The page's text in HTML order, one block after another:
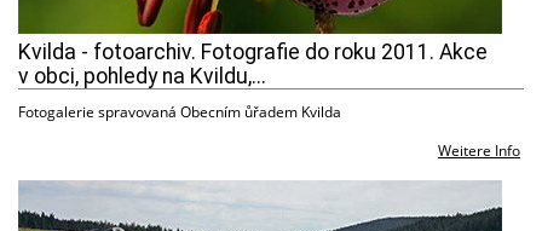
Kvilda - fotoarchiv. Fotografie do roku 2011. Akce
v obci, pohledy na Kvildu,...
Fotogalerie spravovaná Obecním ůřadem Kvilda
Weitere Info